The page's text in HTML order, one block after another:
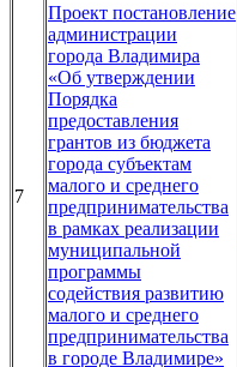
7
Проект постановление
администрации
города Владимира
«Об утверждении
Порядка
предоставления
грантов из бюджета
города субъектам
малого и среднего
предпринимательства
в рамках реализации
муниципальной
программы
содействия развитию
малого и среднего
предпринимательства
в городе Владимире»